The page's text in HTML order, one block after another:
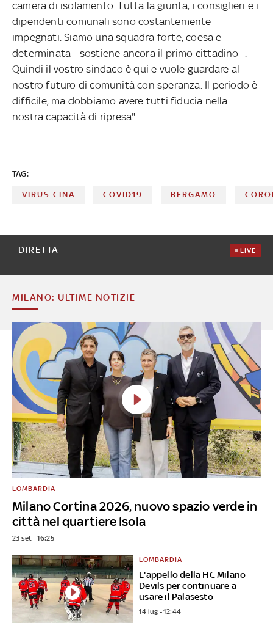
camera di isolamento. Tutta la giunta, i consiglieri e i
dipendenti comunali sono costantemente
impegnati. Siamo una squadra forte, coesa e
determinata - sostiene ancora il primo cittadino -.
Quindi il vostro sindaco è qui e vuole guardare al
nostro futuro di comunità con speranza. Il periodo è
difficile, ma dobbiamo avere tutti fiducia nella
nostra capacità di ripresa".
TAG:
VIRUS CINA COVID19 BERGAMO
DIRETTA LIVE
MILANO: ULTIME NOTIZIE
Milano Cortina 2026, nuovo spazio verde in
città nel quartiere Isola
LOMBARDIA
23 set - 16:25
L'appello della HC Milano
Devils per continuare a
usare il Palasesto
LOMBARDIA
14 lug - 12:44